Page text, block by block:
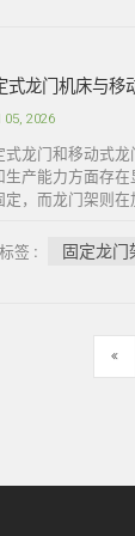
式龙门机床与移
05, 2026
式龙门和移动式
生产能力方面存
定，而龙门架则在
标签 : 固定龙门